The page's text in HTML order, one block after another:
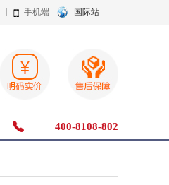
手机端 国际站
400-8108-802